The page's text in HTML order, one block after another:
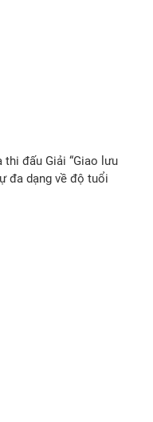
đấu Giải “Giao lưu
đa dạng về độ tuổi